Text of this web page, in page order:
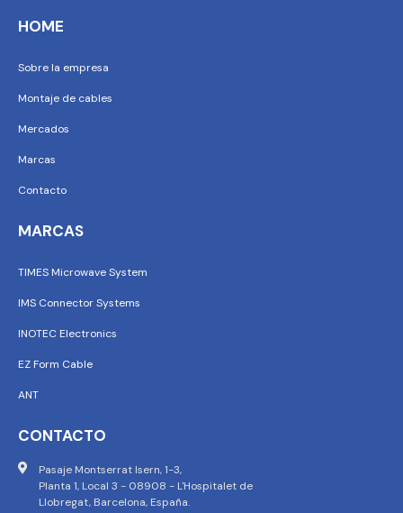
HOME
Sobre la empresa
Montaje de cables
Mercados
Marcas
Contacto
MARCAS
TIMES Microwave System
IMS Connector Systems
INOTEC Electronics
EZ Form Cable
ANT
CONTACTO
Pasaje Montserrat Isern, 1-3,
Planta 1, Local 3 - 08908 - L'Hospitalet de
Llobregat, Barcelona, España.